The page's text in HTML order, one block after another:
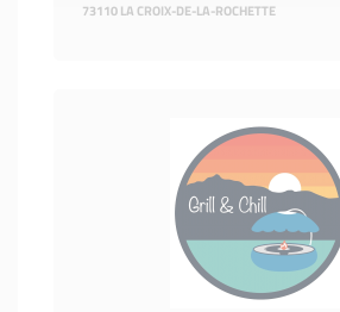
73110 LA CROIX-DE-LA-ROCHETTE